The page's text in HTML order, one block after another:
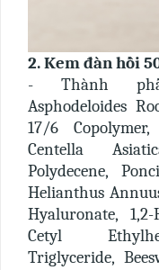
2. Kem đàn hồi
- Thành
Asphodeloides
17/6
Centella
Polydecene,
Helianthus
Hyaluronate,
Cetyl
Triglyceride,